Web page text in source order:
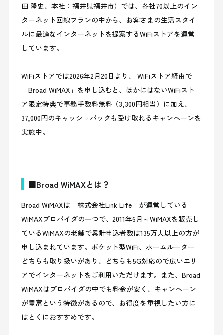
田 隆史、本社：福井県福井市）では、各社70以上のイン
ターネット回線プランの中から、お客さまの生活スタイ
ルに最適なインターネットを提案するWiFiストアを運営
しています。
WiFiストアでは2026年2月20日より、 WiFiストア経由で
「Broad WiMAX」を申し込むと、ほかにはないWiFiスト
ア限定特典で事務手数料無料（3,300円相当）に加え、
37,000円のキャッシュバックも受け取れるキャンペーンを
実施中。
■Broad WiMAXとは？
Broad WiMAXは「株式会社Link Life」が運営している
WiMAXプロバイダの一つで、2011年6月～WiMAXを販売し
ているWiMAXの老舗で累計申込者数は135万人以上の方が
申し込まれています。ポケット型WiFi、ホームルーター
どちらも取り扱いがあり、どちらも5G対応ので広いエリ
アでインターネットをご利用いただけます。また、Broad
WiMAXはプロバイダの中でも料金が安く、キャンペーン
が豊富という特徴があるので、お得度を重視したい方に
はとくにおすすめです。